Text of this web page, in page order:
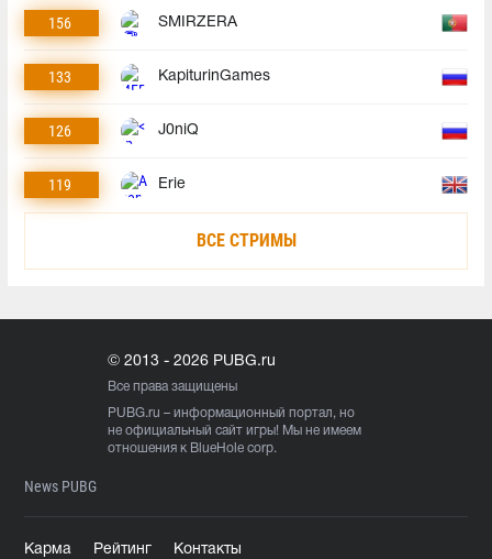
156 SMIRZERA
133 KapiturinGames
126 J0niQ
119 Erie
ВСЕ СТРИМЫ
© 2013 - 2026 PUBG.ru
Все права защищены
PUBG.ru – информационный портал, но
не официальный сайт игры! Мы не имеем
отношения к BlueHole corp.
News PUBG
Карма Рейтинг Контакты